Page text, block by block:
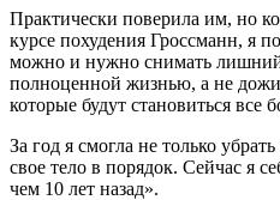
Практически поверила им, но
курсе похудения Гроссманн, я
можно и нужно снимать
полноценной жизнью, а не
которые будут становиться все
За год я смогла не только
свое тело в порядок. Сейчас я
чем 10 лет назад».